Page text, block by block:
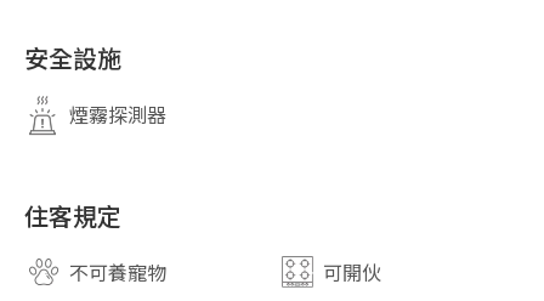
close
安全設施
煙霧探測器
住客規定
不可養寵物 可開伙